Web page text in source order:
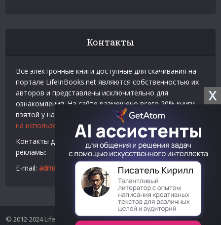
X
Контакты
Все электронные книги доступные для скачивания на
портале LifeInBooks.net являются собственностью их
авторов и представлены исключительно для
ознакомления. На сайте размещено всего 20% книги
взятой у нашего партнера
Официальное разрешение
на использование материалов Litres .
Контакты для связи по вопросам авторского права и
рекламы:
E-mail: admin@lifeinbooks.net
© 2012-2024 LifeInBooks.net - Скачать бесплатно книги в форматах